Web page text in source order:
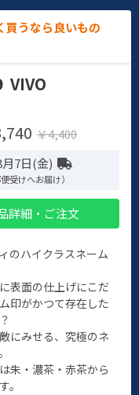
買うなら良いもの
VIVO
￥4,400
7日(金)
受けへお届け）
詳細・ご注文
のハイクラスネーム
表面の仕上げにこだ
印がかつて存在した
にみせる、究極のネ
朱・濃茶・赤茶から
。